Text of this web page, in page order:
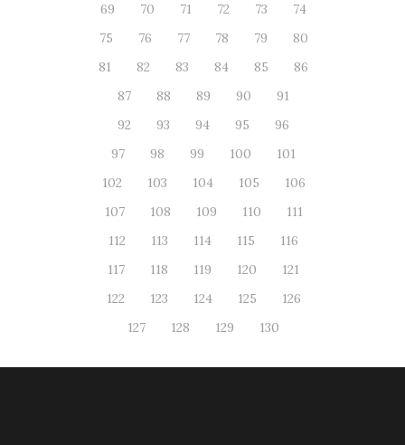
69
70 71 72 73
74
75
76 77 78 79
80
81
82 83 84 85
86
87
88 89 90
91
92
93 94 95
96
97
98 99 100
101
102
103 104 105
106
107
108 109 110
111
112
113 114 115
116
117
118 119 120
121
122
123 124 125
126
127
128 129 130